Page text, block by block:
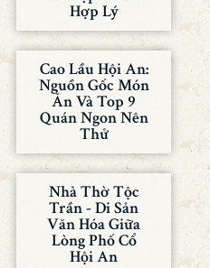
Hợp Lý
Cao Lầu Hội An:
Nguồn Gốc Món
Ăn Và Top 9
Quán Ngon Nên
Thử
Nhà Thờ Tộc
Trần - Di Sản
Văn Hóa Giữa
Lòng Phố Cổ
Hội An